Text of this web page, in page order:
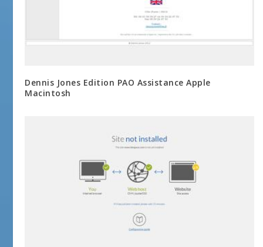
Dennis Jones Edition PAO Assistance Apple
Macintosh